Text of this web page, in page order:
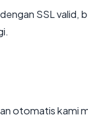
SSL
otomatis kami